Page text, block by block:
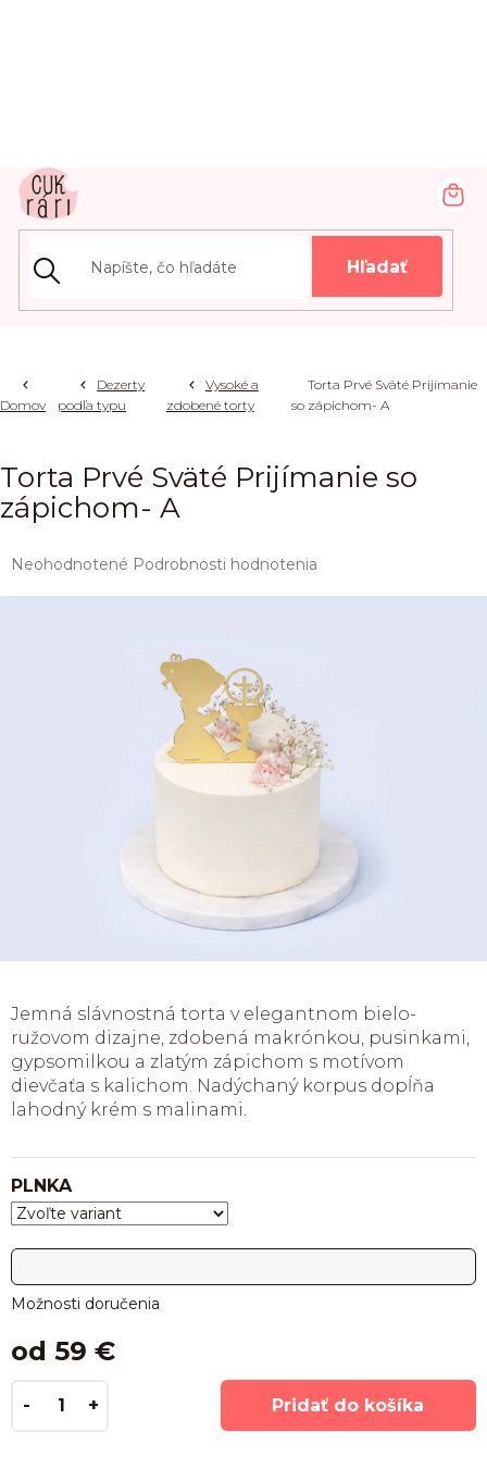
Hľadať
Domov
Dezerty
podľa typu
Vysoké a
zdobené torty
Torta Prvé Sväté Prijímanie
so zápichom- A
Torta Prvé Sväté Prijímanie so
zápichom- A
Priemerné
Neohodnotené Podrobnosti hodnotenia
od 59 €
PLNKA
Možnosti doručenia
Pridať do košíka
Jemná slávnostná torta v elegantnom bielo-
ružovom dizajne, zdobená makrónkou, pusinkami,
gypsomilkou a zlatým zápichom s motívom
dievčaťa s kalichom. Nadýchaný korpus dopĺňa
lahodný krém s malinami.